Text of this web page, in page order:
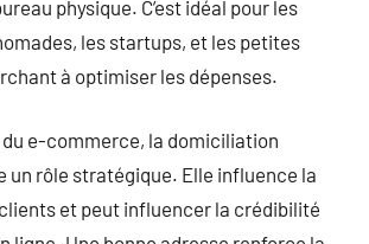
physique. C’est idéal pour les
les startups, et les petites
à optimiser les dépenses.
e-commerce, la domiciliation
un rôle stratégique. Elle influence la
et peut influencer la crédibilité